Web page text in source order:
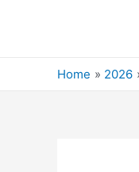
Home 2026